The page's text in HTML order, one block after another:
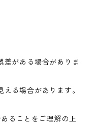
がある場合がありま
る場合があります。
ることをご理解の上